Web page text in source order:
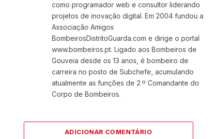
como programador web e consultor liderando
projetos de inovação digital. Em 2004 fundou a
Associação Amigos
BombeirosDistritoGuarda.com e dirige o portal
www.bombeiros.pt. Ligado aos Bombeiros de
Gouveia desde os 13 anos, é bombeiro de
carreira no posto de Subchefe, acumulando
atualmente as funções de 2.º Comandante do
Corpo de Bombeiros.
ADICIONAR COMENTÁRIO